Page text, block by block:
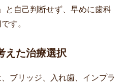
と自己判断せず、早めに歯科
す。
えた治療選択
ブリッジ、入れ歯、インプラ